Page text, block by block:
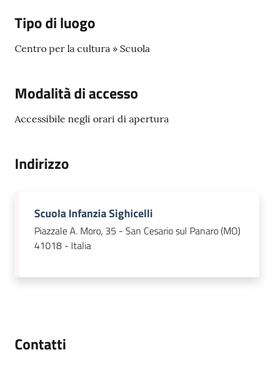
Tipo di luogo
Centro per la cultura » Scuola
Modalità di accesso
Accessibile negli orari di apertura
Indirizzo
Scuola Infanzia Sighicelli
Piazzale A. Moro, 35 - San Cesario sul Panaro (MO)
41018 - Italia
Contatti